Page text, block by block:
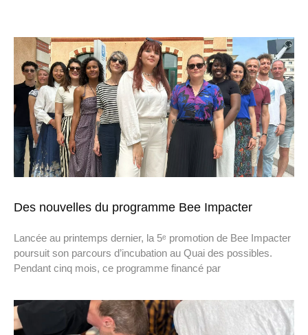
Des nouvelles du programme Bee Impacter
Lancée au printemps dernier, la 5ᵉ promotion de Bee Impacter
poursuit son parcours d’incubation au Quai des possibles.
Pendant cinq mois, ce programme financé par